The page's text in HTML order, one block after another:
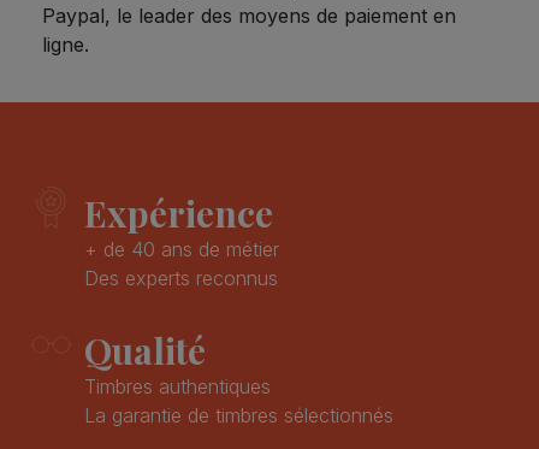
Paypal, le leader des moyens de paiement en
ligne.
Expérience
+ de 40 ans de métier
Des experts reconnus
Qualité
Timbres authentiques
La garantie de timbres sélectionnés